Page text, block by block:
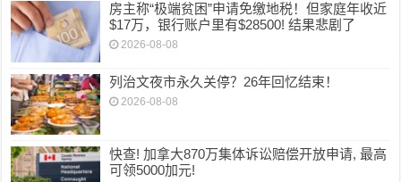
房主称“极端贫困”申请免缴地税！但家庭年收近
$17万，银行账户里有$28500! 结果悲剧了
2026-08-08
列治文夜市永久关停？26年回忆结束！
2026-08-08
快查! 加拿大870万集体诉讼赔偿开放申请, 最高
可领5000加元!